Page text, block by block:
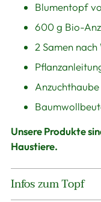
Blumentopf
600 g Bio-
2 Samen nach
Anzuchthaube
Unsere Produkte
Haustiere.
Infos zum Topf